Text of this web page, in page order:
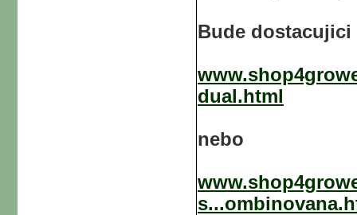
Bude
dual.html
nebo